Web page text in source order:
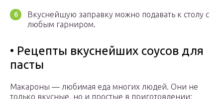
Вкуснейшую заправку можно подавать к столу с
любым гарниром.
• Рецепты вкуснейших соусов для
пасты
Макароны — любимая еда многих людей. Они не
только вкусные, но и простые в приготовлении: